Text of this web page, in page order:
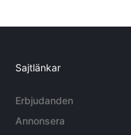
Sajtlänkar
Erbjudanden
Annonsera